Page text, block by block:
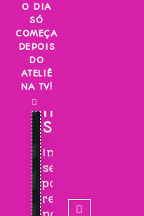
Skip
content
O DIA
SÓ
COMEÇA
DEPOIS
DO
ATELIÊ
NA TV!
INSCREVA-
SE!
Inscreva-
se
para
receber